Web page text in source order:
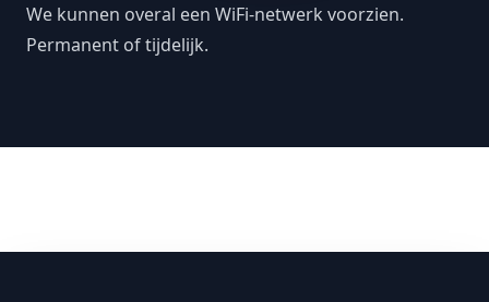
We kunnen overal een WiFi-netwerk voorzien.
Permanent of tijdelijk.